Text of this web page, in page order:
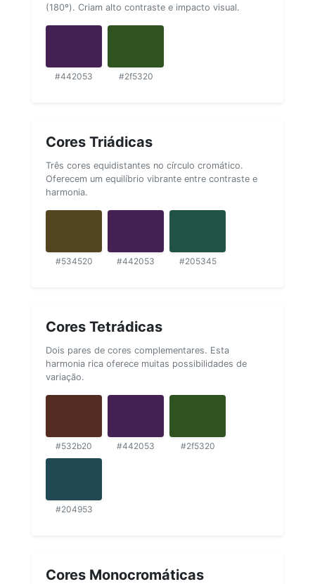
(180º). Criam alto contraste e impacto visual.
#442053 #2f5320
Cores Triádicas
Três cores equidistantes no círculo cromático.
Oferecem um equilíbrio vibrante entre contraste e
harmonia.
#534520 #442053 #205345
Cores Tetrádicas
Dois pares de cores complementares. Esta
harmonia rica oferece muitas possibilidades de
variação.
#532b20 #442053 #2f5320
#204953
Cores Monocromáticas